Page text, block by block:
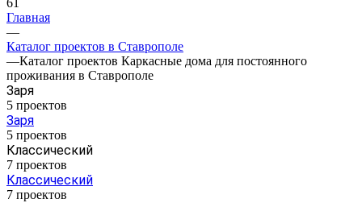
Главная
—
Каталог проектов в Ставрополе
—Каталог проектов Каркасные дома для постоянного
проживания в Ставрополе
Заря
5 проектов
Заря
5 проектов
Классический
7 проектов
Классический
7 проектов